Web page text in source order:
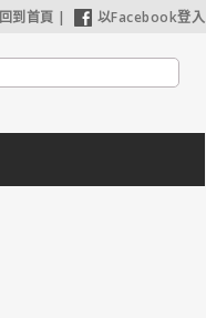
回到首頁 | 以Facebook登入